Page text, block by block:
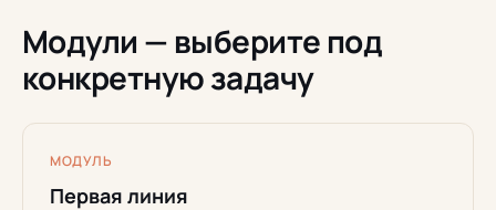
Модули — выберите под
конкретную задачу
МОДУЛЬ
Первая линия